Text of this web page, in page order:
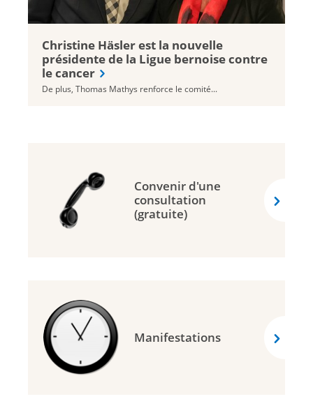
Christine Häsler est la nouvelle
présidente de la Ligue bernoise contre
le cancer
De plus, Thomas Mathys renforce le comité...
Convenir d'une
consultation
(gratuite)
Manifestations